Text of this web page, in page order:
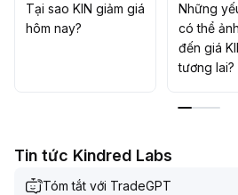
Tại sao KIN giảm giá
hôm nay?
Những
có thể
đến giá
tương lai?
Tin tức Kindred Labs
Tóm tắt với TradeGPT